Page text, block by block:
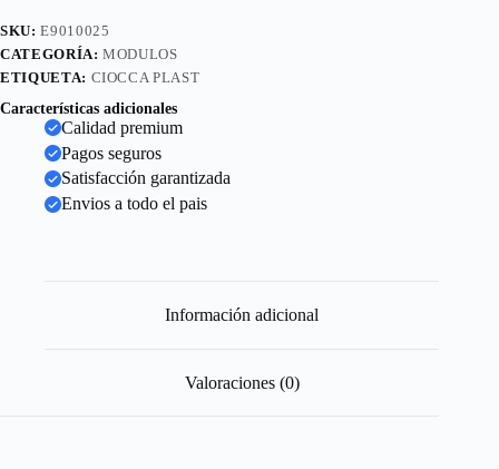
SKU:E9010025
CATEGORÍA:MODULOS
ETIQUETA: CIOCCA PLAST
Características adicionales
Calidad premium
Pagos seguros
Satisfacción garantizada
Envios a todo el pais
Información adicional
Valoraciones (0)